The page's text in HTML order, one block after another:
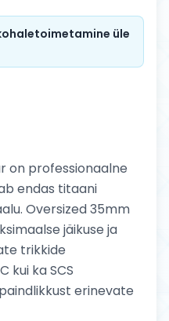
üle
on professionaalne
endas titaani
Oversized 35mm
jäikuse ja
trikkide
kui ka SCS
erinevate